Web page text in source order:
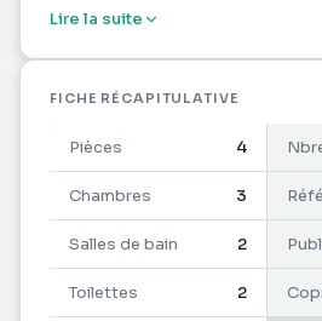
d'aménagement, aussi bien
Au rez-de-chaussée :
Grand espace pouvant
commerciale, un bureau ou
Une pièce à l'arrière avec point
Lire la suite
FICHE RÉCAPITULATIVE
Pièces 4
Chambres 3
Salles de bain 2
Toilettes 2